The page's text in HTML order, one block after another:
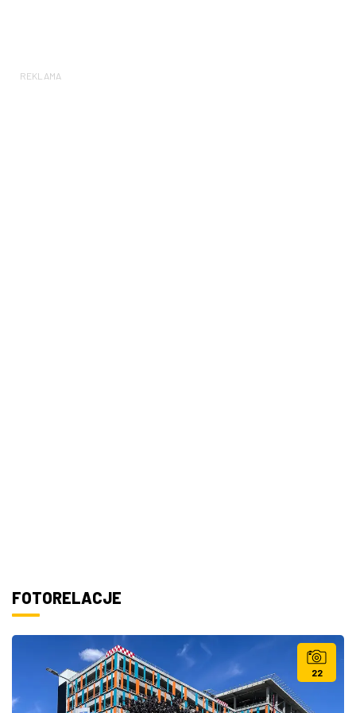
REKLAMA
FOTORELACJE
22